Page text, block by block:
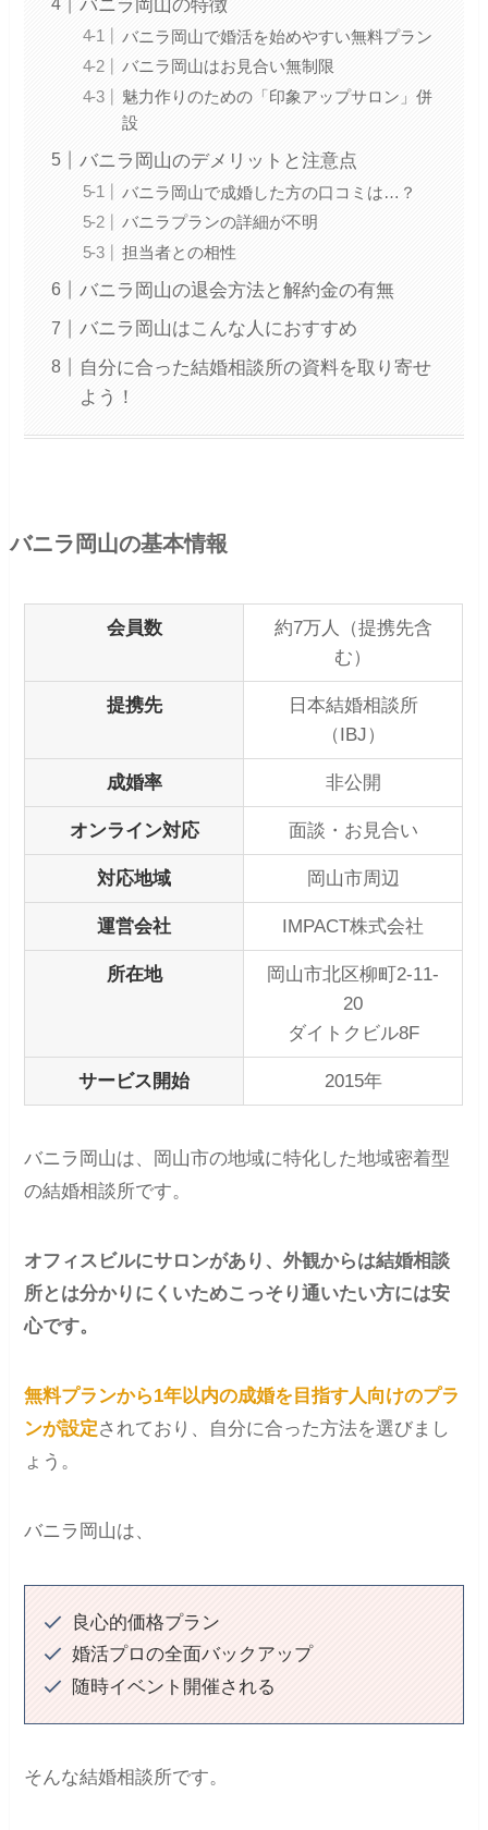
バニラ岡山の特徴
バニラ岡山で婚活を始めやすい無料プラン
バニラ岡山はお見合い無制限
魅力作りのための「印象アップサロン」併
設
バニラ岡山のデメリットと注意点
バニラ岡山で成婚した方の口コミは…？
バニラプランの詳細が不明
担当者との相性
バニラ岡山の退会方法と解約金の有無
バニラ岡山はこんな人におすすめ
自分に合った結婚相談所の資料を取り寄せ
よう！
バニラ岡山の基本情報
会員数
約7万人（提携先含
む）
提携先
日本結婚相談所
（IBJ）
成婚率 非公開
オンライン対応 面談・お見合い
対応地域 岡山市周辺
運営会社 IMPACT株式会社
所在地
岡山市北区柳町2-11-
20
ダイトクビル8F
サービス開始 2015年
バニラ岡山は、岡山市の地域に特化した地域密着型
の結婚相談所です。
オフィスビルにサロンがあり、外観からは結婚相談
所とは分かりにくいためこっそり通いたい方には安
心です。
無料プランから1年以内の成婚を目指す人向けのプラ
ンが設定されており、自分に合った方法を選びまし
ょう。
バニラ岡山は、
良心的価格プラン
婚活プロの全面バックアップ
随時イベント開催される
そんな結婚相談所です。